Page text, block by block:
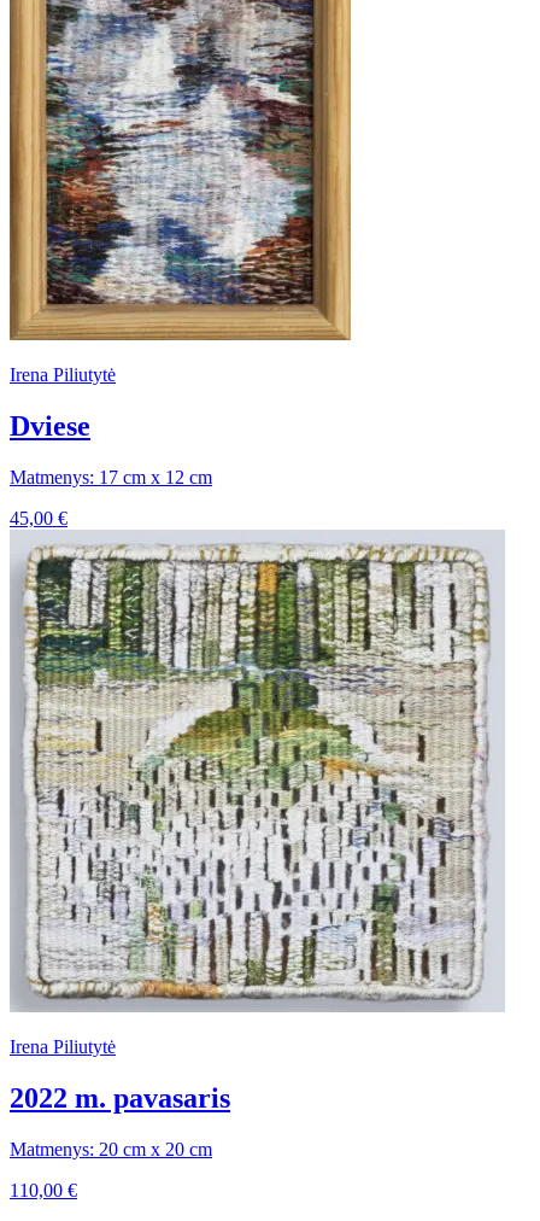
Irena Piliutytė
Dviese
Matmenys: 17 cm x 12 cm
45,00 €
Irena Piliutytė
2022 m. pavasaris
Matmenys: 20 cm x 20 cm
110,00 €